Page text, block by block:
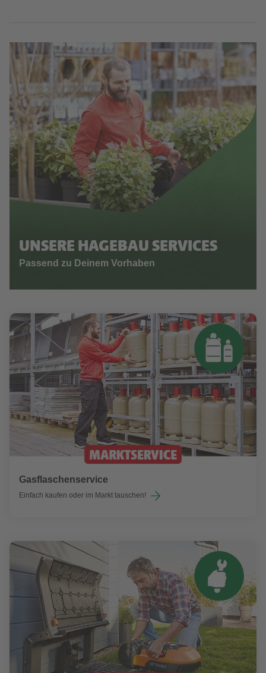
UNSERE HAGEBAU SERVICES
Passend zu Deinem Vorhaben
Gasflaschenservice
Einfach kaufen oder im Markt tauschen!